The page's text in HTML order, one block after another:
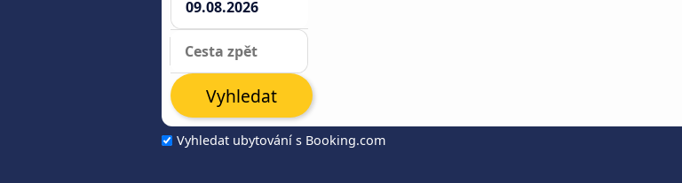
Vyhledat ubytování s Booking.com
Vyhledat